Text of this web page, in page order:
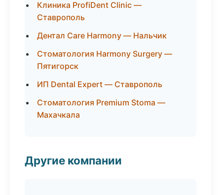
Клиника ProfiDent Clinic —
Ставрополь
Дентал Care Harmony — Нальчик
Стоматология Harmony Surgery —
Пятигорск
ИП Dental Expert — Ставрополь
Стоматология Premium Stoma —
Махачкала
Другие компании